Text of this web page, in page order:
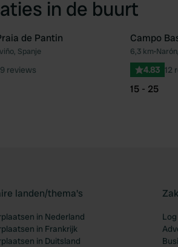
in de buurt
Favoriet
de Pantin
Spanje
reviews
Campo
6,3 km•
4.83 12
15 - 25
landen/thema's
in Nederland
in Frankrijk
in Duitsland